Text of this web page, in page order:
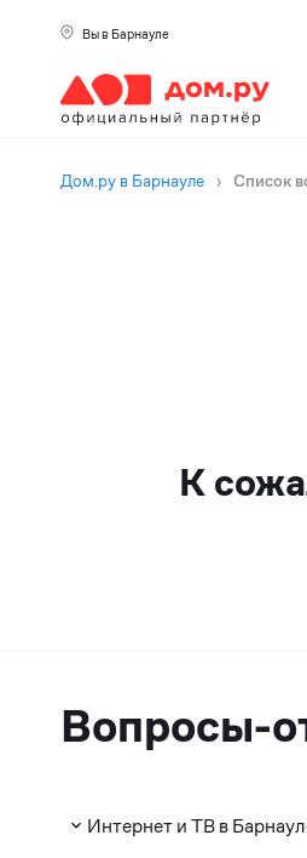
Вы в Барнауле
Дом.ру в Барнауле › Список
К
Вопросы-
Интернет и ТВ в